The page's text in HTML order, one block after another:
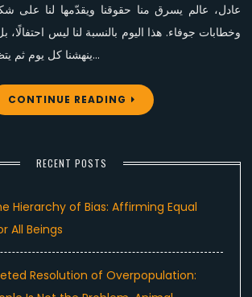
عادل، عالم يسرق منا حقوقنا ويقدّمها لنا
وخطابات جوفاء. هذا اليوم بالنسبة لنا ليس احتفالًا،
ينهشنا كل يوم ثم يتظاهر بأنه يحترمنا ليوم…
CONTINUE READING
RECENT POSTS
Hierarchy of Bias: Affirming Equal
All Beings
Resolution of Overpopulation: